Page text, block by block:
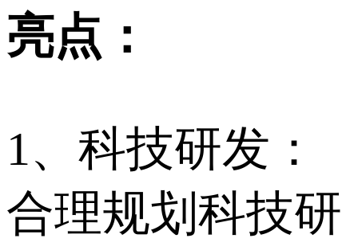
亮点：
1、科技研发：
合理规划科技研